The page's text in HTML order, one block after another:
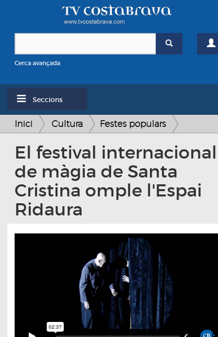
Cerca avançada
Seccions
Inici Cultura Festes populars
El festival internacional
de màgia de Santa
Cristina omple l'Espai
Ridaura